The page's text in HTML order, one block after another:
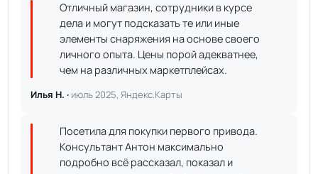
Отличный магазин, сотрудники в курсе
дела и могут подсказать те или иные
элементы снаряжения на основе своего
личного опыта. Цены порой адекватнее,
чем на различных маркетплейсах.
Илья Н. · июль 2025, Яндекс.Карты
Посетила для покупки первого привода.
Консультант Антон максимально
подробно всё рассказал, показал и